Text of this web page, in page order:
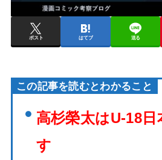
ポスト はてブ 送る
この記事を読むとわかること
高杉榮太はU-18
す